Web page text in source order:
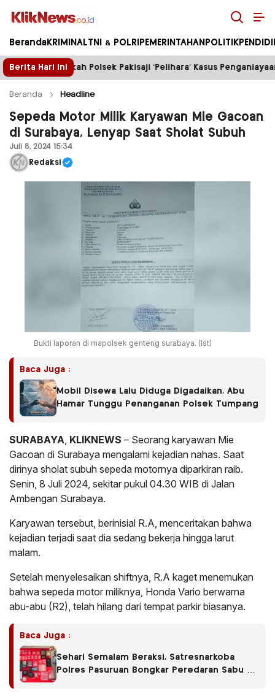
Kliknews.co.id
Beranda KRIMINAL TNI & POLRI PEMERINTAHAN POLITIK
Berita Hari Ini
‘Pelihara’ Kasus Penganiayaan? Truk
Beranda Headline
Sepeda Motor Milik Karyawan Mie Gacoan
di Surabaya, Lenyap Saat Sholat Subuh
Juli 8, 2024 15:34
Redaksi
Bukti laporan di mapolsek genteng surabaya. (Ist)
Baca Juga :
Mobil Disewa Lalu Diduga Digadaikan, Abu
Hamar Tunggu Penanganan Polsek Tumpang
SURABAYA KLIKNEWS – Seorang karyawan Mie
Gacoan di Surabaya mengalami kejadian nahas. Saat
dirinya sholat subuh sepeda motornya diparkiran raib.
Senin, 8 Juli 2024, sekitar pukul 04.30 WIB di Jalan
Ambengan Surabaya.
Karyawan tersebut, berinisial R.A, menceritakan bahwa
kejadian terjadi saat dia sedang bekerja hingga larut
malam.
Setelah menyelesaikan shiftnya, R.A kaget menemukan
bahwa sepeda motor miliknya, Honda Vario berwarna
abu-abu (R2), telah hilang dari tempat parkir biasanya.
Baca Juga :
Sehari Semalam Beraksi, Satresnarkoba
Polres Pasuruan Bongkar Peredaran Sabu di